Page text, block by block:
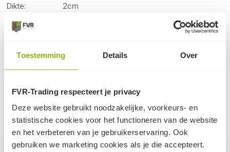
Toestemming Details Over
FVR-Trading respecteert je privacy
Deze website gebruikt noodzakelijke, voorkeurs- en
statistische cookies voor het functioneren van de website
en het verbeteren van je gebruikerservaring. Ook
gebruiken we marketing cookies als je die accepteert.
Dikte:
2cm
Profiel:
Max. belasting: 45 ton
Materiaal:
LDPE / HDPE
Dit kan ook nog knap handig zijn...